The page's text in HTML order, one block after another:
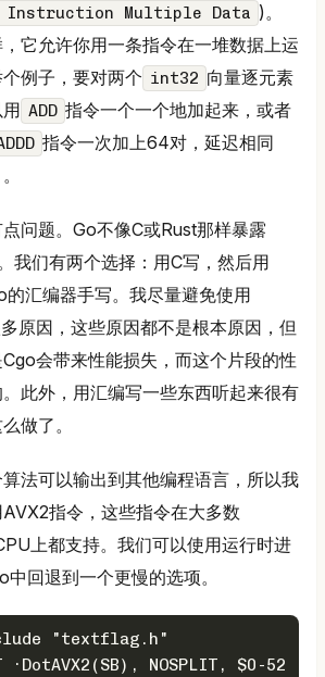
Instruction Multiple Data )。
它允许你用一条指令在一堆数据上运
例子，要对两个 int32 向量逐元素
ADD 指令一个一个地加起来，或者
指令一次加上64对，延迟相同
问题。Go不像C或Rust那样暴露
我们有两个选择：用C写，然后用
汇编器手写。我尽量避免使用
原因，这些原因都不是根本原因，但
会带来性能损失，而这个片段的性
此外，用汇编写一些东西听起来很有
做了。
法可以输出到其他编程语言，所以我
指令，这些指令在大多数
上都支持。我们可以使用运行时进
中回退到一个更慢的选项。
"textflag.h"
·DotAVX2(SB), NOSPLIT, $0-52